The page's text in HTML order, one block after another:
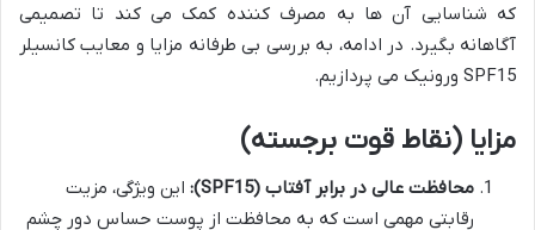
که شناسایی آن ها به مصرف کننده کمک می کند تا تصمیمی
آگاهانه بگیرد. در ادامه، به بررسی بی طرفانه مزایا و معایب کانسیلر
SPF15 ورونیک می پردازیم.
مزایا (نقاط قوت برجسته)
محافظت عالی در برابر آفتاب (SPF15):
این ویژگی، مزیت
رقابتی مهمی است که به محافظت از پوست حساس دور چشم